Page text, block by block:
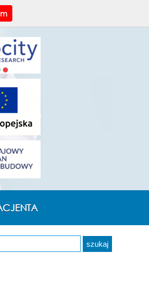
DLA NIEDOWIDZĄCYCH